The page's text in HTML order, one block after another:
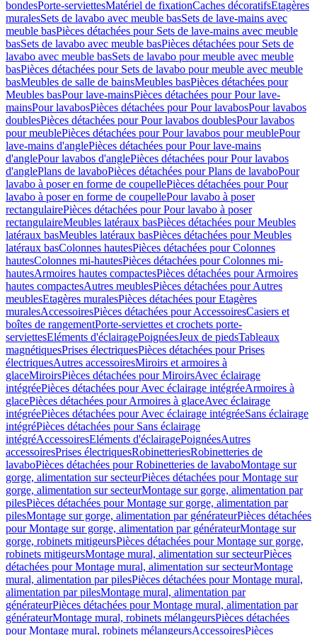
bondesPorte-serviettesMatériel de fixationCaches décoratifsEtagères
muralesSets de lavabo avec meuble basSets de lave-mains avec
meuble basPièces détachées pour Sets de lave-mains avec meuble
basSets de lavabo avec meuble basPièces détachées pour Sets de
lavabo avec meuble basSets de lavabo pour meuble avec meuble
basPièces détachées pour Sets de lavabo pour meuble avec meuble
basMeubles de salle de bainsMeubles basPièces détachées pour
Meubles basPour lave-mainsPièces détachées pour Pour lave-
mainsPour lavabosPièces détachées pour Pour lavabosPour lavabos
doublesPièces détachées pour Pour lavabos doublesPour lavabos
pour meublePièces détachées pour Pour lavabos pour meublePour
lave-mains d'anglePièces détachées pour Pour lave-mains
d'anglePour lavabos d'anglePièces détachées pour Pour lavabos
d'anglePlans de lavaboPièces détachées pour Plans de lavaboPour
lavabo à poser en forme de coupellePièces détachées pour Pour
lavabo à poser en forme de coupellePour lavabo à poser
rectangulairePièces détachées pour Pour lavabo à poser
rectangulaireMeubles latéraux basPièces détachées pour Meubles
latéraux basMeubles latéraux basPièces détachées pour Meubles
latéraux basColonnes hautesPièces détachées pour Colonnes
hautesColonnes mi-hautesPièces détachées pour Colonnes mi-
hautesArmoires hautes compactesPièces détachées pour Armoires
hautes compactesAutres meublesPièces détachées pour Autres
meublesEtagères muralesPièces détachées pour Etagères
muralesAccessoiresPièces détachées pour AccessoiresCasiers et
boîtes de rangementPorte-serviettes et crochets porte-
serviettesEléments d'éclairagePoignéesJeux de piedsTableaux
magnétiquesPrises électriquesPièces détachées pour Prises
électriquesAutres accessoiresMiroirs et armoires à
glaceMiroirsPièces détachées pour MiroirsAvec éclairage
intégréePièces détachées pour Avec éclairage intégréeArmoires à
glacePièces détachées pour Armoires à glaceAvec éclairage
intégréePièces détachées pour Avec éclairage intégréeSans éclairage
intégréPièces détachées pour Sans éclairage
intégréAccessoiresEléments d'éclairagePoignéesAutres
accessoiresPrises électriquesRobinetteriesRobinetteries de
lavaboPièces détachées pour Robinetteries de lavaboMontage sur
gorge, alimentation sur secteurPièces détachées pour Montage sur
gorge, alimentation sur secteurMontage sur gorge, alimentation par
pilesPièces détachées pour Montage sur gorge, alimentation par
pilesMontage sur gorge, alimentation par générateurPièces détachées
pour Montage sur gorge, alimentation par générateurMontage sur
gorge, robinets mitigeursPièces détachées pour Montage sur gorge,
robinets mitigeursMontage mural, alimentation sur secteurPièces
détachées pour Montage mural, alimentation sur secteurMontage
mural, alimentation par pilesPièces détachées pour Montage mural,
alimentation par pilesMontage mural, alimentation par
générateurPièces détachées pour Montage mural, alimentation par
générateurMontage mural, robinets mélangeursPièces détachées
pour Montage mural, robinets mélangeursAccessoiresPièces